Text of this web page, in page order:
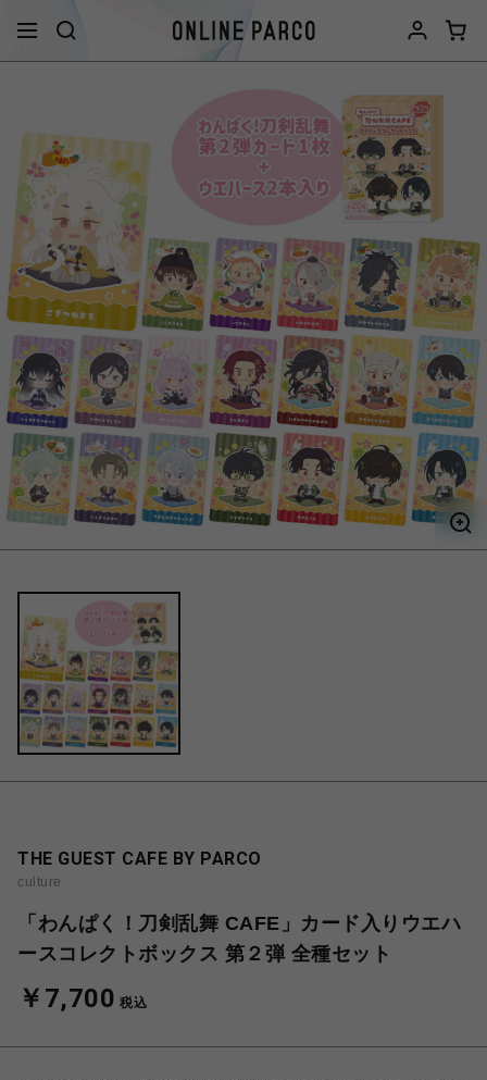
THE GUEST CAFE BY PARCO
culture
「わんぱく！刀剣乱舞 CAFE」カード入りウエハ
ースコレクトボックス 第２弾 全種セット
￥7,700 税込